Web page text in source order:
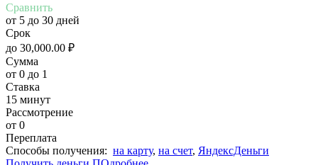
Сравнить
от 5 до 30 дней
Срок
до 30,000.00 ₽
Сумма
от 0 до 1
Ставка
15 минут
Рассмотрение
от 0
Переплата
Cпособы получения: на карту, на счет, ЯндексДеньги